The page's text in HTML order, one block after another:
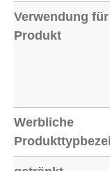
Verwendung für
Produkt
Werbliche